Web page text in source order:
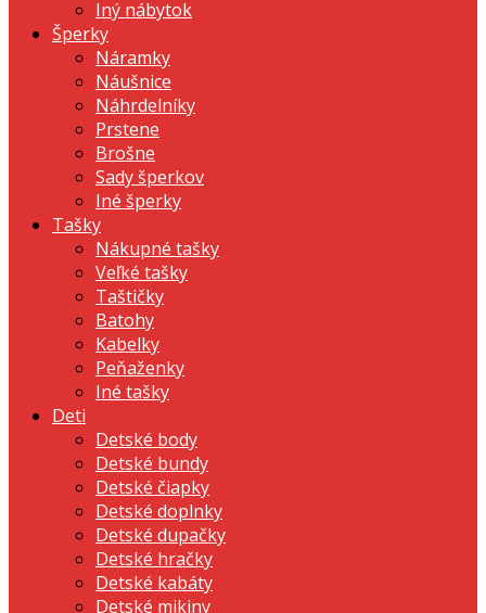
Iný nábytok
Šperky
Náramky
Náušnice
Náhrdelníky
Prstene
Brošne
Sady šperkov
Iné šperky
Tašky
Nákupné tašky
Veľké tašky
Taštičky
Batohy
Kabelky
Peňaženky
Iné tašky
Deti
Detské body
Detské bundy
Detské čiapky
Detské doplnky
Detské dupačky
Detské hračky
Detské kabáty
Detské mikiny